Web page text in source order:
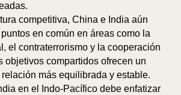
competitiva, China e India aún
en común en áreas como la
el contraterrorismo y la cooperación
objetivos compartidos ofrecen un
más equilibrada y estable.
en el Indo-Pacífico debe enfatizar